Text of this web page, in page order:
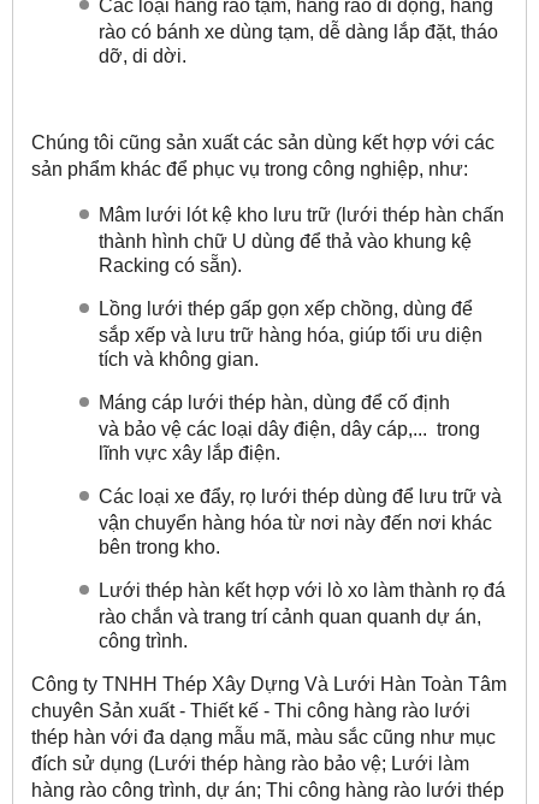
Các loại hàng rào tạm, hàng rào di động, hàng
rào có bánh xe dùng tạm, dễ dàng lắp đặt, tháo
dỡ, di dời.
Chúng tôi cũng sản xuất các sản dùng kết hợp với các
sản phẩm khác để phục vụ trong công nghiệp, như:
Mâm lưới lót kệ kho lưu trữ (lưới thép hàn chấn
thành hình chữ U dùng để thả vào khung kệ
Racking có sẵn).
Lồng lưới thép gấp gọn xếp chồng, dùng để
sắp xếp và lưu trữ hàng hóa, giúp tối ưu diện
tích và không gian.
Máng cáp lưới thép hàn, dùng để cố định
và bảo vệ các loại dây điện, dây cáp,... trong
lĩnh vực xây lắp điện.
Các loại xe đẩy, rọ lưới thép dùng để lưu trữ và
vận chuyển hàng hóa từ nơi này đến nơi khác
bên trong kho.
Lưới thép hàn kết hợp với lò xo làm thành rọ đá
rào chắn và trang trí cảnh quan quanh dự án,
công trình.
Công ty TNHH Thép Xây Dựng Và Lưới Hàn Toàn Tâm
chuyên Sản xuất - Thiết kế - Thi công hàng rào lưới
thép hàn với đa dạng mẫu mã, màu sắc cũng như mục
đích sử dụng (Lưới thép hàng rào bảo vệ; Lưới làm
hàng rào công trình, dự án; Thi công hàng rào lưới thép